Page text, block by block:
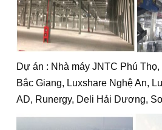
Dự án : Nhà máy JNTC Phú
Bắc Giang, Luxshare Nghệ An,
AD, Runergy, Deli Hải Dương,